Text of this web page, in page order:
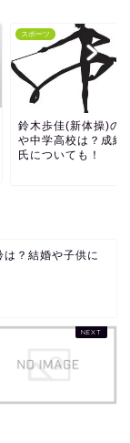
スポーツ
鈴木歩佳(新体操)の
や中学高校は？成績
氏についても！
？結婚や子供に